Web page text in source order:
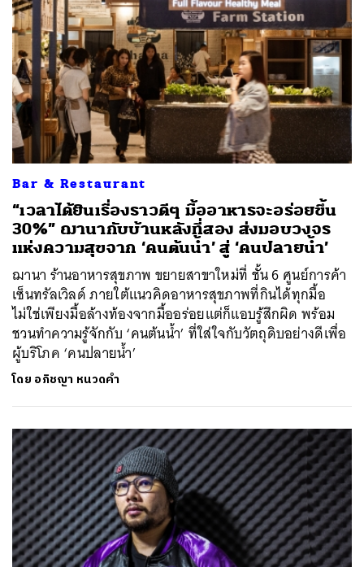
Bar & Restaurant
“เวลาได้ยินเรื่องราวดีๆ มื้ออาหารจะอร่อยขึ้น
30%” ฌานากับบ้านหลังที่สอง ส่งมอบวงจร
แห่งความสุขจาก ‘คนต้นน้ำ’ สู่ ‘คนปลายน้ำ’
ฌานา ร้านอาหารสุขภาพ ขยายสาขาใหม่ที่ ชั้น 6 ศูนย์การค้า
เซ็นทรัลเวิลด์ ภายใต้แนวคิดอาหารสุขภาพที่กินได้ทุกมื้อ
ไม่ใช่เพียงมื้อล้างท้องจากมื้ออร่อยแต่ก็แอบรู้สึกผิด พร้อม
ชวนทำความรู้จักกับ ‘คนต้นน้ำ’ ที่ใส่ใจกับวัตถุดิบอย่างดีเพื่อ
ผู้บริโภค ‘คนปลายน้ำ’
โดย อภิชญา หนวดคำ